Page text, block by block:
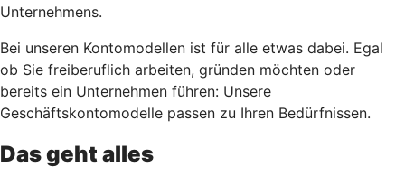
Unternehmens.
Bei unseren Kontomodellen ist für alle etwas dabei. Egal
ob Sie freiberuflich arbeiten, gründen möchten oder
bereits ein Unternehmen führen: Unsere
Geschäftskontomodelle passen zu Ihren Bedürfnissen.
Das geht alles